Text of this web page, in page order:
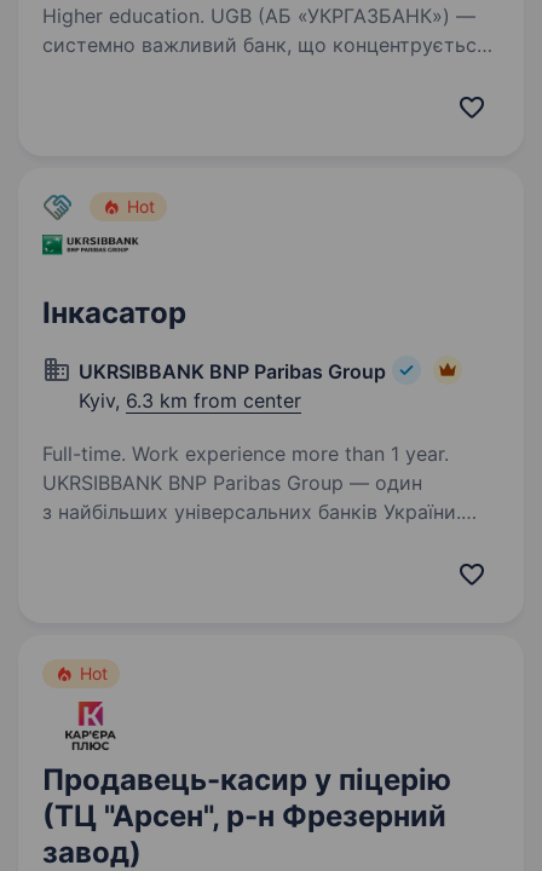
Higher education. UGB (АБ «УКРГАЗБАНК») —
системно важливий банк, що концентрується
Hot
Інкасатор
UKRSIBBANK BNP Paribas Group
Kyiv, 6.3 km from center
Full-time. Work experience more than 1 year.
UKRSIBBANK BNP Paribas Group — один
з найбільших універсальних банків України.
команді, створюючи відкрите та інклюзивне
Hot
Продавець-касир у піцерію
(ТЦ "Арсен", р-н Фрезерний
завод)